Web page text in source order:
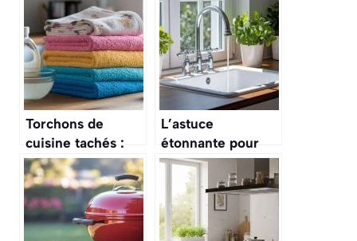
Torchons de
cuisine tachés :
l’astuce géniale
pour les blanchir
sans frotter
L’astuce
étonnante pour
nettoyer votre
évier de cuisine et
le faire briller sans
bicarbonate ni